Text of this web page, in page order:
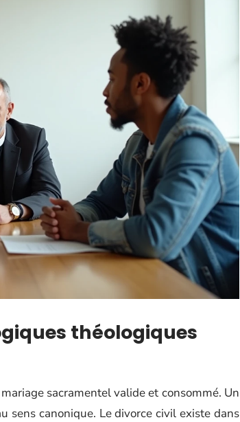
théologiques
sacramentel valide et consommé. Un
sens canonique. Le divorce civil existe dans